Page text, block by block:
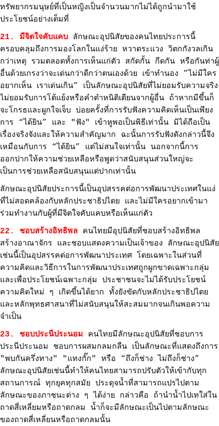
ทรัพยากรมนุษย์ที่เป็นหญิงเป็นจำนวนมากไม่ได้ถูกนำมาใช้
ประโยชน์อย่างเต็มที่
21. มีจิตใจคับแคบ ลักษณะอุปนิสัยของคนไทยประการนี้
ครอบคลุมถึงการมองโลกในแง่ร้าย หวาดระแวง วิตกกังวลเกิน
กว่าเหตุ รวมตลอดทั้งการเห็นแก่ตัว สกัดกั้น กีดกัน หรือกันท่าผู้
อื่นด้วยเกรงว่าจะเด่นกว่าดีกว่าตนเองด้วย เข้าทำนอง ”ไม่มีใคร
อยากเห็น เราเด่นเกิน” เป็นลักษณะอุปนิสัยที่ไม่ยอมรับความจริง
ไม่ยอมรับการโต้แย้งหรือคำตำหนิติเตียนจากผู้อื่น ถ้าหากมีขึ้นก็
จะโกรธและผูกใจเจ็บ บ่อยครั้งที่การรับฟังความคิดเห็นเป็นเพียง
การ “ได้ยิน” และ "ฟัง" เข้าหูพอเป็นพิธีเท่านั้น มิได้ถือเป็น
เรื่องจริงจังและให้ความสำคัญมาก ฉะนั้นการรับฟังดังกล่าวนี้จึง
เหมือนกับการ “ได้ยิน” แต่ไม่สนใจเท่านั้น นอกจากนี้การ
ออกปากให้ความช่วยเหลือหรือพูดว่าสนับสนุนส่วนใหญ่จะ
เป็นการช่วยเหลือสนับสนุนแต่ปากเท่านั้น
ลักษณะอุปนิสัยประการนี้เป็นอุปสรรคต่อการพัฒนาประเทศในแง่
ที่ไม่สอดคล้องกับหลักประชาธิปไตย และไม่มีใครอยากเข้ามา
ร่วมทำงานกับผู้ที่มีจิตใจคับแคบหรือเห็นแก่ตัว
22. ชอบสร้างอิทธิพล คนไทยมีอุปนิสัยที่ชอบสร้างอิทธิพล
สร้างอาณาจักร และชอบแสดงความเป็นเจ้าของ ลักษณะอุปนิสัย
เช่นนี้เป็นอุปสรรคต่อการพัฒนาประเทศ โดยเฉพาะในส่วนที่
ความคิดและวิธีการในการพัฒนาประเทศถูกผูกขาดเฉพาะกลุ่ม
และเพื่อประโยชน์เฉพาะกลุ่ม ประชาชนจะไม่ได้รับประโยชน์
ความคิดใหม่ ๆ เกิดขึ้นได้ยาก ทั้งยังขัดกับหลักประชาธิปไตย
และหลักพุทธศาสนาที่ไม่สนับสนุนให้สะสมมากจนเกินพอความ
จำเป็น
23. ชอบประนีประนอม คนไทยมีลักษณะอุปนิสัยที่ชอบการ
ประนีประนอม ชอบการผสมกลมกลืน เป็นลักษณะที่แสดงถึงการ
"พบกันครึ่งทาง" "แทงกั๊ก" หรือ “ถึงก็ช่าง ไม่ถึงก็ช่าง”
ลักษณะอุปนิสัยเช่นนี้ทำให้คนไทยสามารถปรับตัวให้เข้ากับทุก
สถานการณ์ ทุกยุคทุกสมัย ประดุจน้ำที่สามารถแปรไปตาม
ลักษณะของภาชนะต่าง ๆ ได้ง่าย กล่าวคือ ถ้านำน้ำไปเทใส่ใน
ถาดสี่เหลี่ยมหรือถาดกลม น้ำก็จะมีลักษณะเป็นไปตามลักษณะ
ของถาดสี่เหลี่ยนหรือถาดกลมนั้น